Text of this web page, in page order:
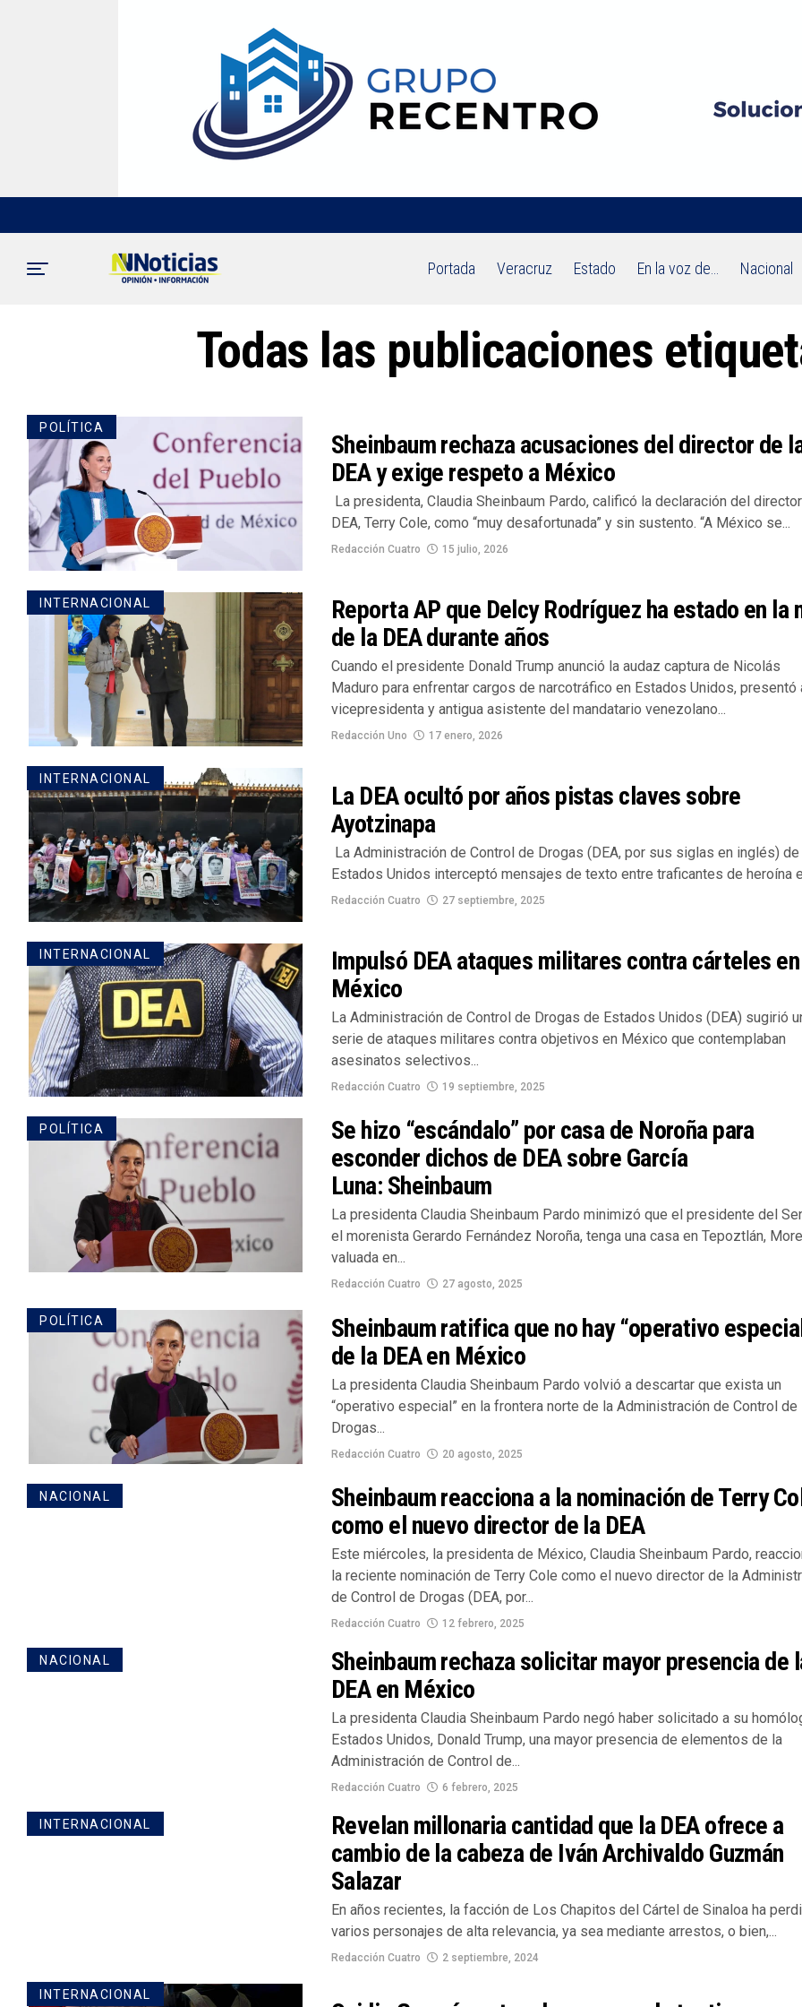
Portada Veracruz Estado En la voz de… Nacional
Todas las publicaciones
POLÍTICA
Sheinbaum rechaza acusaciones del director de
DEA y exige respeto a México
La presidenta, Claudia Sheinbaum Pardo, calificó la declaración del
DEA, Terry Cole, como “muy desafortunada” y sin sustento. “A México se...
Redacción Cuatro 15 julio, 2026
INTERNACIONAL
Reporta AP que Delcy Rodríguez ha estado en la
de la DEA durante años
Cuando el presidente Donald Trump anunció la audaz captura de Nicolás
Maduro para enfrentar cargos de narcotráfico en Estados Unidos, presentó
vicepresidenta y antigua asistente del mandatario venezolano...
Redacción Uno 17 enero, 2026
INTERNACIONAL
La DEA ocultó por años pistas claves sobre
Ayotzinapa
La Administración de Control de Drogas (DEA, por sus siglas en inglés) de
Estados Unidos interceptó mensajes de texto entre traficantes de heroína
Redacción Cuatro 27 septiembre, 2025
INTERNACIONAL
Impulsó DEA ataques militares contra cárteles en
México
La Administración de Control de Drogas de Estados Unidos (DEA) sugirió
serie de ataques militares contra objetivos en México que contemplaban
asesinatos selectivos...
Redacción Cuatro 19 septiembre, 2025
POLÍTICA
Se hizo “escándalo” por casa de Noroña para
esconder dichos de DEA sobre García
Luna: Sheinbaum
La presidenta Claudia Sheinbaum Pardo minimizó que el presidente del
el morenista Gerardo Fernández Noroña, tenga una casa en Tepoztlán,
valuada en...
Redacción Cuatro 27 agosto, 2025
POLÍTICA
Sheinbaum ratifica que no hay “operativo
de la DEA en México
La presidenta Claudia Sheinbaum Pardo volvió a descartar que exista un
“operativo especial” en la frontera norte de la Administración de Control de
Drogas...
Redacción Cuatro 20 agosto, 2025
NACIONAL
Sheinbaum reacciona a la nominación de Terry
como el nuevo director de la DEA
Este miércoles, la presidenta de México, Claudia Sheinbaum Pardo,
la reciente nominación de Terry Cole como el nuevo director de la
de Control de Drogas (DEA, por...
Redacción Cuatro 12 febrero, 2025
NACIONAL
Sheinbaum rechaza solicitar mayor presencia de
DEA en México
La presidenta Claudia Sheinbaum Pardo negó haber solicitado a su
Estados Unidos, Donald Trump, una mayor presencia de elementos de la
Administración de Control de...
Redacción Cuatro 6 febrero, 2025
INTERNACIONAL
Revelan millonaria cantidad que la DEA ofrece a
cambio de la cabeza de Iván Archivaldo Guzmán
Salazar
En años recientes, la facción de Los Chapitos del Cártel de Sinaloa ha
varios personajes de alta relevancia, ya sea mediante arrestos, o bien,...
Redacción Cuatro 2 septiembre, 2024
INTERNACIONAL